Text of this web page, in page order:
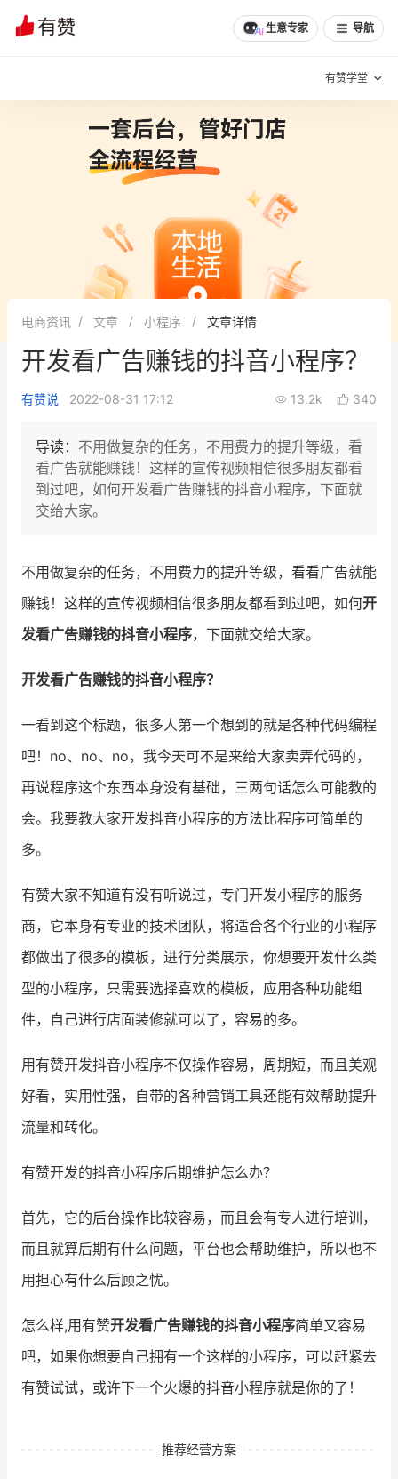
生意专家 导航
有赞学堂
增长方法
有赞专家说
新零售最佳实践
面对面聊增长
AllValue 战略合作
增长产品指南
产品更新动态 帮助中心
行业洞察
培训课程
私域课程 新零售内参
商家社区 社群交流
合作共进
文章 问诊 分享
电商资讯 文章 小程序 文章详情
开发看广告赚钱的抖音小程序？
有赞说 2022-08-31 17:12 13.2k 340
导读： 不用做复杂的任务，不用费力的提升等级，看
看广告就能赚钱！这样的宣传视频相信很多朋友都看
到过吧，如何开发看广告赚钱的抖音小程序，下面就
交给大家。
不用做复杂的任务，不用费力的提升等级，看看广告就能
赚钱！这样的宣传视频相信很多朋友都看到过吧，如何开
发看广告赚钱的抖音小程序，下面就交给大家。
开发看广告赚钱的抖音小程序？
一看到这个标题，很多人第一个想到的就是各种代码编程
吧！no、no、no，我今天可不是来给大家卖弄代码的，
再说程序这个东西本身没有基础，三两句话怎么可能教的
会。我要教大家开发抖音小程序的方法比程序可简单的
多。
有赞大家不知道有没有听说过，专门开发小程序的服务
商，它本身有专业的技术团队，将适合各个行业的小程序
都做出了很多的模板，进行分类展示，你想要开发什么类
型的小程序，只需要选择喜欢的模板，应用各种功能组
件，自己进行店面装修就可以了，容易的多。
用有赞开发抖音小程序不仅操作容易，周期短，而且美观
好看，实用性强，自带的各种营销工具还能有效帮助提升
流量和转化。
有赞开发的抖音小程序后期维护怎么办？
首先，它的后台操作比较容易，而且会有专人进行培训，
而且就算后期有什么问题，平台也会帮助维护，所以也不
用担心有什么后顾之忧。
怎么样,用有赞开发看广告赚钱的抖音小程序简单又容易
吧，如果你想要自己拥有一个这样的小程序，可以赶紧去
有赞试试，或许下一个火爆的抖音小程序就是你的了！
推荐经营方案